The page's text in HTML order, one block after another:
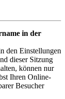
in der
den Einstellungen
dieser Sitzung
können nur
Ihren Online-
Besucher